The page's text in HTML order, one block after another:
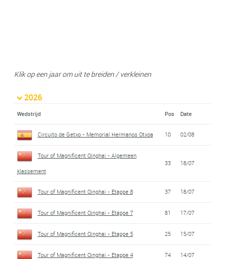
Klik op een jaar om uit te breiden / verkleinen
2026
Wedstrijd Pos Date
Circuito de Getxo - Memorial Hermanos Otxoa 10 02/08
Tour of Magnificent Qinghai - Algemeen
klassement
33 18/07
Tour of Magnificent Qinghai - Etappe 8 37 18/07
Tour of Magnificent Qinghai - Etappe 7 81 17/07
Tour of Magnificent Qinghai - Etappe 5 25 15/07
Tour of Magnificent Qinghai - Etappe 4 74 14/07